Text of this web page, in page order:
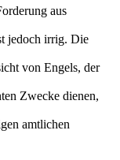
aus
jedoch irrig. Die
von Engels, der
Zwecke dienen,
amtlichen